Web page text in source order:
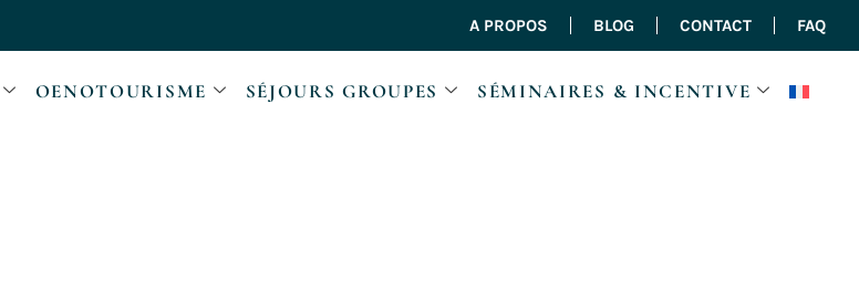
A PROPOS BLOG CONTACT FAQ
OENOTOURISME SÉJOURS GROUPES SÉMINAIRES & INCENTIVE